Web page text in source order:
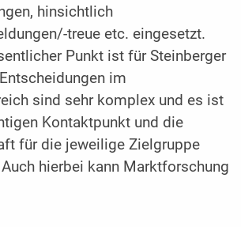
hinsichtlich
treue etc. eingesetzt.
Punkt ist für Steinberger
im
sind sehr komplex und es ist
­Kontaktpunkt und die
für die jeweilige Zielgruppe
hierbei kann Marktforschung